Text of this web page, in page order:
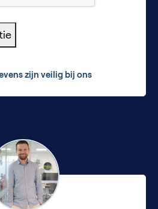
zijn veilig bij ons